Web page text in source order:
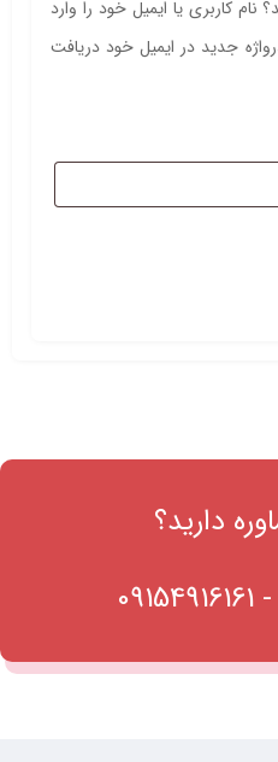
نام کاربری یا ایمیل خود را وارد
جدید در ایمیل خود دریافت
دارید؟
-
09154916161